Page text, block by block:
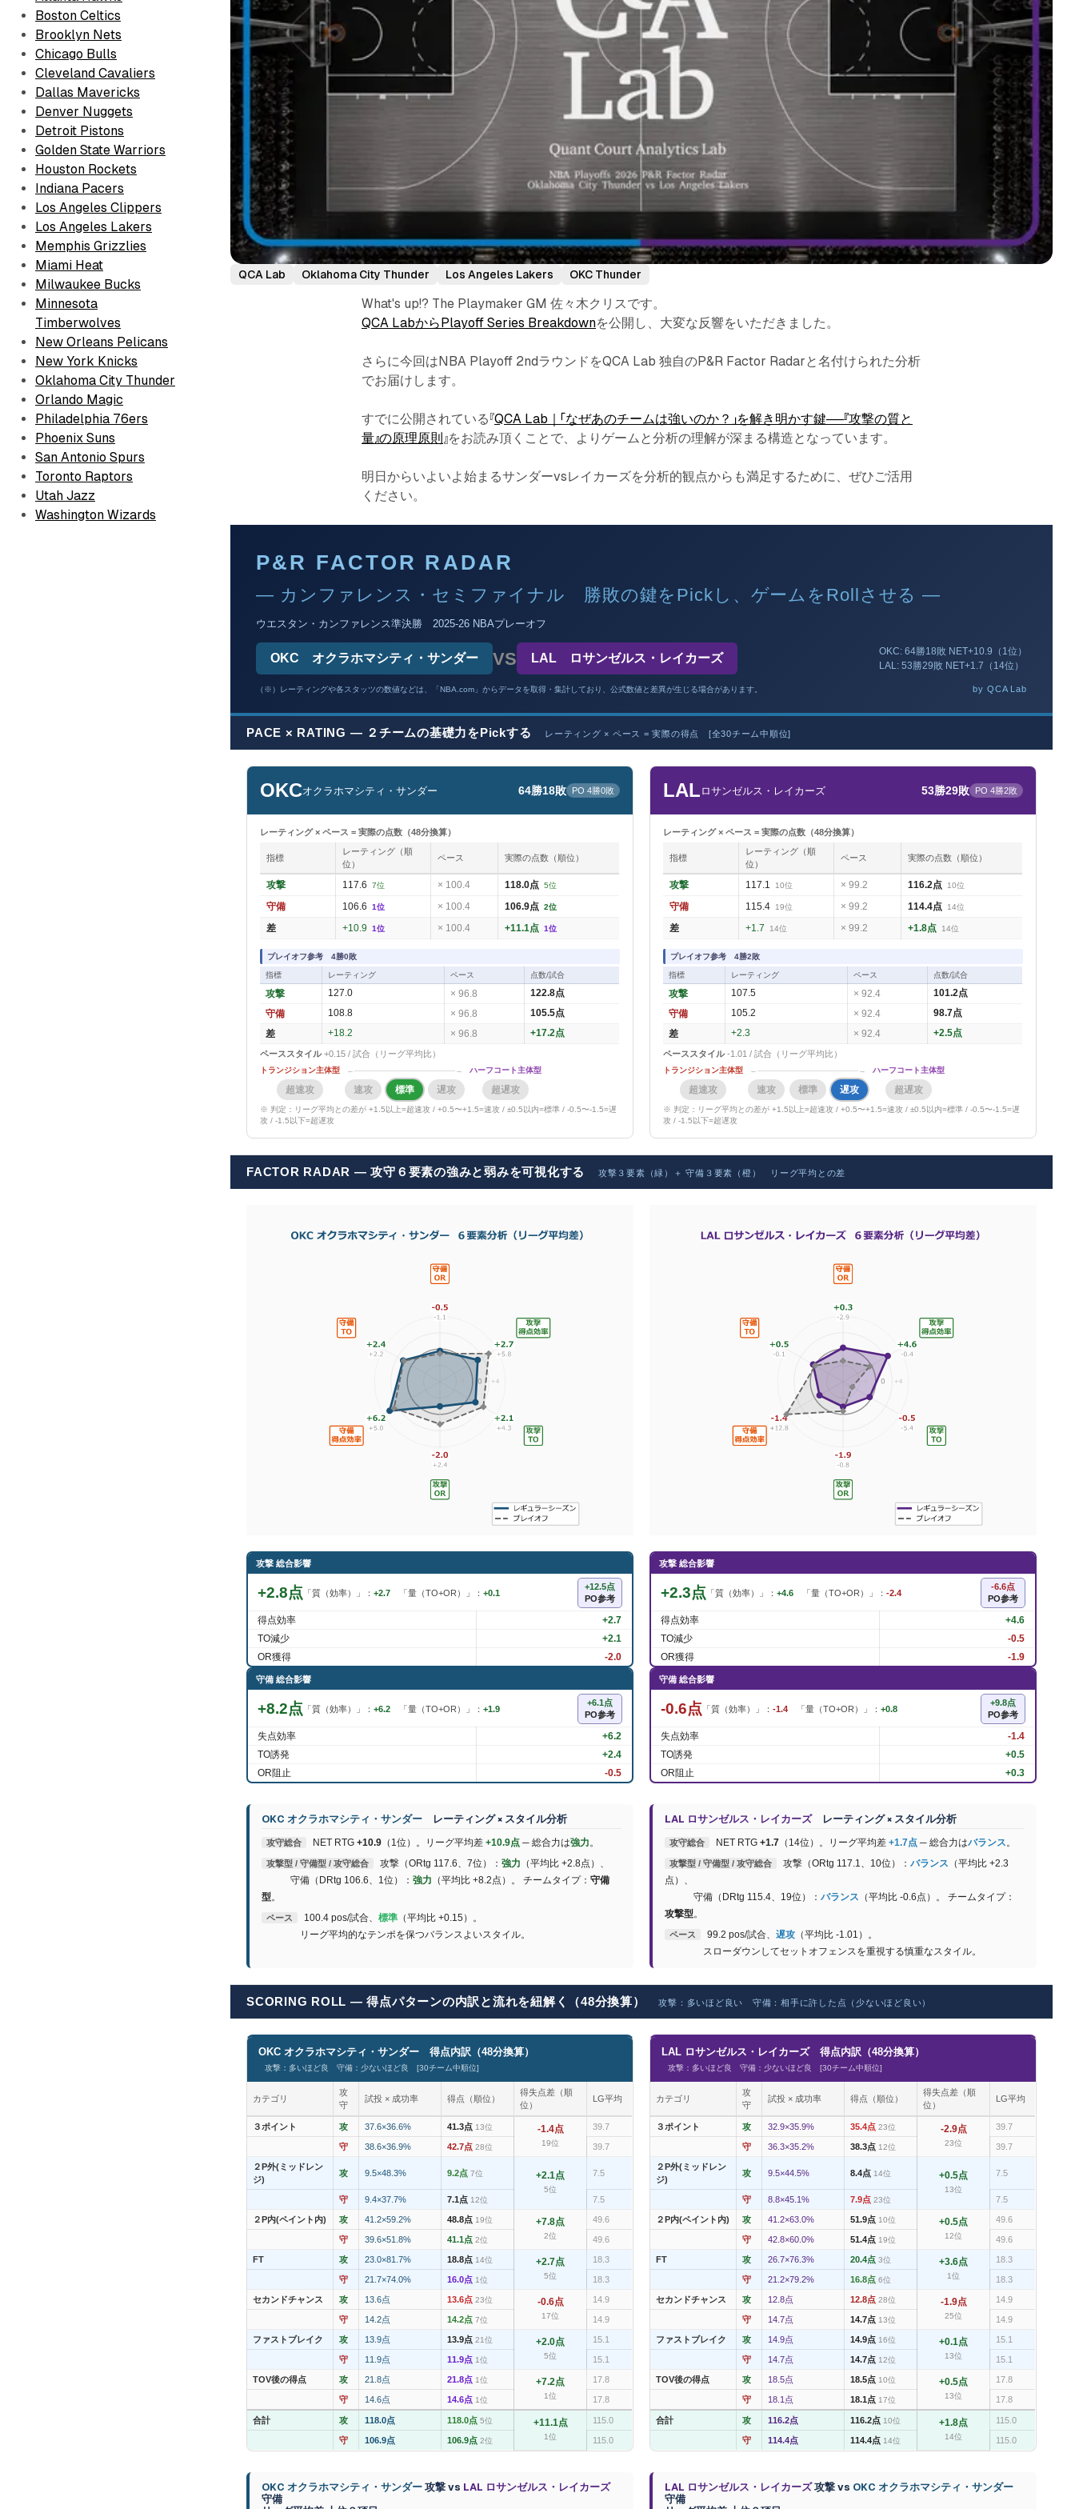
Boston Celtics
Brooklyn Nets
Chicago Bulls
Cleveland Cavaliers
Dallas Mavericks
Denver Nuggets
Detroit Pistons
Golden State Warriors
Houston Rockets
Indiana Pacers
Los Angeles Clippers
Los Angeles Lakers
Memphis Grizzlies
Miami Heat
Milwaukee Bucks
Minnesota
Timberwolves
New Orleans Pelicans
New York Knicks
Oklahoma City Thunder
Orlando Magic
Philadelphia 76ers
Phoenix Suns
San Antonio Spurs
Toronto Raptors
Utah Jazz
Washington Wizards
QCA Lab Oklahoma City Thunder Los Angeles Lakers OKC Thunder
What's up!? The Playmaker GM 佐々木クリスです。
QCA LabからPlayoff Series Breakdownを公開し、大変な反響をいただきました。
さらに今回はNBA Playoff 2ndラウンドをQCA Lab 独自のP&R Factor Radarと名付けられた分析
でお届けします。
すでに公開されている『QCA Lab｜「なぜあのチームは強いのか？」を解き明かす鍵──『攻撃の質と
量』の原理原則』をお読み頂くことで、よりゲームと分析の理解が深まる構造となっています。
明日からいよいよ始まるサンダーvsレイカーズを分析的観点からも満足するために、ぜひご活用
ください。
P&R FACTOR RADAR
— カンファレンス・セミファイナル 勝敗の鍵をPickし、ゲームをRollさせる —
ウエスタン・カンファレンス準決勝 2025-26 NBAプレーオフ
OKC オクラホマシティ・サンダー VS LAL ロサンゼルス・レイカーズ
OKC: 64勝18敗 NET+10.9（1位）
LAL: 53勝29敗 NET+1.7（14位）
（※）レーティングや各スタッツの数値などは、「NBA.com」からデータを取得・集計しており、公式数値と差異が生じる場合があります。 by QCA Lab
PACE × RATING ― ２チームの基礎力をPickする レーティング × ペース = 実際の得点 [全30チーム中順位]
OKCオクラホマシティ・サンダー 64勝18敗 PO 4勝0敗
レーティング × ペース = 実際の点数（48分換算）
指標
レーティング（順
位）
ペース 実際の点数（順位）
攻撃 117.6 7位 × 100.4 118.0点 5位
守備 106.6 1位 × 100.4 106.9点 2位
差 +10.9 1位 × 100.4 +11.1点 1位
プレイオフ参考 4勝0敗
指標 レーティング ペース 点数/試合
攻撃 127.0 × 96.8 122.8点
守備 108.8 × 96.8 105.5点
差 +18.2 × 96.8 +17.2点
ペーススタイル+0.15 / 試合（リーグ平均比）
トランジション主体型 ←──────────────────→ ハーフコート主体型
超速攻 速攻 標準 遅攻 超遅攻
※ 判定：リーグ平均との差が +1.5以上=超速攻 / +0.5〜+1.5=速攻 / ±0.5以内=標準 / -0.5〜-1.5=遅
攻 / -1.5以下=超遅攻
LAL ロサンゼルス・レイカーズ 53勝29敗 PO 4勝2敗
レーティング × ペース = 実際の点数（48分換算）
指標
レーティング（順
位）
ペース 実際の点数（順位）
攻撃 117.1 10位 × 99.2 116.2点 10位
守備 115.4 19位 × 99.2 114.4点 14位
差 +1.7 14位 × 99.2 +1.8点 14位
プレイオフ参考 4勝2敗
指標 レーティング ペース 点数/試合
攻撃 107.5 × 92.4 101.2点
守備 105.2 × 92.4 98.7点
差 +2.3 × 92.4 +2.5点
ペーススタイル-1.01 / 試合（リーグ平均比）
トランジション主体型 ←──────────────────→ ハーフコート主体型
超速攻 速攻 標準 遅攻 超遅攻
※ 判定：リーグ平均との差が +1.5以上=超速攻 / +0.5〜+1.5=速攻 / ±0.5以内=標準 / -0.5〜-1.5=遅
攻 / -1.5以下=超遅攻
FACTOR RADAR ― 攻守６要素の強みと弱みを可視化する 攻撃３要素（緑）＋ 守備３要素（橙） リーグ平均との差
攻撃 総合影響
+2.8点 「質（効率）」：+2.7 「量（TO+OR）」：+0.1
+12.5点
PO参考
得点効率
+2.7
TO減少
+2.1
OR獲得
-2.0
守備 総合影響
+8.2点 「質（効率）」：+6.2 「量（TO+OR）」：+1.9
+6.1点
PO参考
失点効率
+6.2
TO誘発
+2.4
OR阻止
-0.5
攻撃 総合影響
+2.3点 「質（効率）」：+4.6 「量（TO+OR）」：-2.4
-6.6点
PO参考
得点効率
+4.6
TO減少
-0.5
OR獲得
-1.9
守備 総合影響
-0.6点 「質（効率）」：-1.4 「量（TO+OR）」：+0.8
+9.8点
PO参考
失点効率
-1.4
TO誘発
+0.5
OR阻止
+0.3
OKC オクラホマシティ・サンダー レーティング × スタイル分析
攻守総合 NET RTG+10.9 （1位）。リーグ平均差+10.9点 ─ 総合力は強力。
攻撃型 / 守備型 / 攻守総合 攻撃（ORtg 117.6、7位）：強力 （平均比 +2.8点）、
守備（DRtg 106.6、1位）：強力 （平均比 +8.2点）。 チームタイプ：守備
型。
ペース 100.4 pos/試合、標準 （平均比 +0.15）。
リーグ平均的なテンポを保つバランスよいスタイル。
LAL ロサンゼルス・レイカーズレーティング × スタイル分析
攻守総合 NET RTG+1.7 （14位）。リーグ平均差+1.7点 ─ 総合力はバランス。
攻撃型 / 守備型 / 攻守総合 攻撃（ORtg 117.1、10位）：バランス （平均比 +2.3
点）、
守備（DRtg 115.4、19位）：バランス （平均比 -0.6点）。 チームタイプ：
攻撃型。
ペース 99.2 pos/試合、遅攻 （平均比 -1.01）。
スローダウンしてセットオフェンスを重視する慎重なスタイル。
SCORING ROLL ― 得点パターンの内訳と流れを紐解く（48分換算） 攻撃：多いほど良い 守備：相手に許した点（少ないほど良い）
OKC オクラホマシティ・サンダー 得点内訳（48分換算）
攻撃：多いほど良 守備：少ないほど良 [30チーム中順位]
カテゴリ
攻
守
試投 × 成功率 得点（順位）
得失点差（順
位）
LG平均
３ポイント 攻 37.6×36.6% 41.3点 13位 -1.4点
19位
39.7
守 38.6×36.9% 42.7点28位 39.7
２P外(ミッドレン
ジ)
攻 9.5×48.3% 9.2点7位 +2.1点
5位
7.5
守 9.4×37.7% 7.1点 12位 7.5
２P内(ペイント内) 攻 41.2×59.2% 48.8点 19位 +7.8点
2位
49.6
守 39.6×51.8% 41.1点2位 49.6
FT 攻 23.0×81.7% 18.8点 14位 +2.7点
5位
18.3
守 21.7×74.0% 16.0点 1位 18.3
セカンドチャンス 攻 13.6点 13.6点23位 -0.6点
17位
14.9
守 14.2点 14.2点7位 14.9
ファストブレイク 攻 13.9点 13.9点21位 +2.0点
5位
15.1
守 11.9点 11.9点 1位 15.1
TOV後の得点 攻 21.8点 21.8点 1位 +7.2点
1位
17.8
守 14.6点 14.6点 1位 17.8
合計 攻 118.0点 118.0点5位 +11.1点
1位
115.0
守 106.9点 106.9点2位 115.0
LAL ロサンゼルス・レイカーズ 得点内訳（48分換算）
攻撃：多いほど良 守備：少ないほど良 [30チーム中順位]
カテゴリ
攻
守
試投 × 成功率 得点（順位）
得失点差（順
位）
LG平均
３ポイント 攻 32.9×35.9% 35.4点23位 -2.9点
23位
39.7
守 36.3×35.2% 38.3点 12位 39.7
２P外(ミッドレン
ジ)
攻 9.5×44.5% 8.4点 14位 +0.5点
13位
7.5
守 8.8×45.1% 7.9点23位 7.5
２P内(ペイント内) 攻 41.2×63.0% 51.9点 10位 +0.5点
12位
49.6
守 42.8×60.0% 51.4点 19位 49.6
FT 攻 26.7×76.3% 20.4点3位 +3.6点
1位
18.3
守 21.2×79.2% 16.8点6位 18.3
セカンドチャンス 攻 12.8点 12.8点28位 -1.9点
25位
14.9
守 14.7点 14.7点 13位 14.9
ファストブレイク 攻 14.9点 14.9点 16位 +0.1点
13位
15.1
守 14.7点 14.7点 12位 15.1
TOV後の得点 攻 18.5点 18.5点 10位 +0.5点
13位
17.8
守 18.1点 18.1点 17位 17.8
合計 攻 116.2点 116.2点 10位 +1.8点
14位
115.0
守 114.4点 114.4点 14位 115.0
OKC オクラホマシティ・サンダー 攻撃 vs LAL ロサンゼルス・レイカーズ
守備
LAL ロサンゼルス・レイカーズ攻撃 vs OKC オクラホマシティ・サンダー
守備